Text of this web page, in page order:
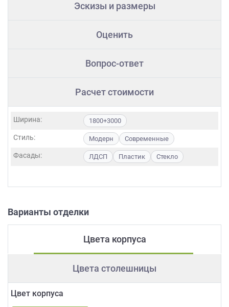
Эскизы и размеры
Оценить
Вопрос-ответ
Расчет стоимости
Ширина: 1800+3000
Стиль: Модерн Современные
Фасады: ЛДСП Пластик Стекло
Варианты отделки
Цвета корпуса
Цвета столешницы
Цвет корпуса